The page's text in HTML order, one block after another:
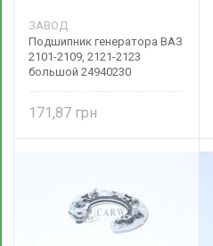
ЗАВОД
Подшипник генератора ВАЗ
2101-2109, 2121-2123
большой 24940230
171,87